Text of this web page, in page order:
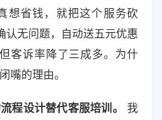
想省钱，就把这个服务砍
认无问题，自动送五元优惠
客诉率降了三成多。为什
嘴的理由。
程设计替代客服培训。
我